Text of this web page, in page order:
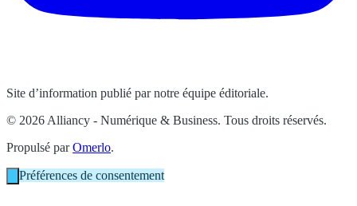
Site d’information publié par notre équipe éditoriale.
© 2026 Alliancy - Numérique & Business. Tous droits réservés.
Propulsé parOmerlo.
Préférences de consentement